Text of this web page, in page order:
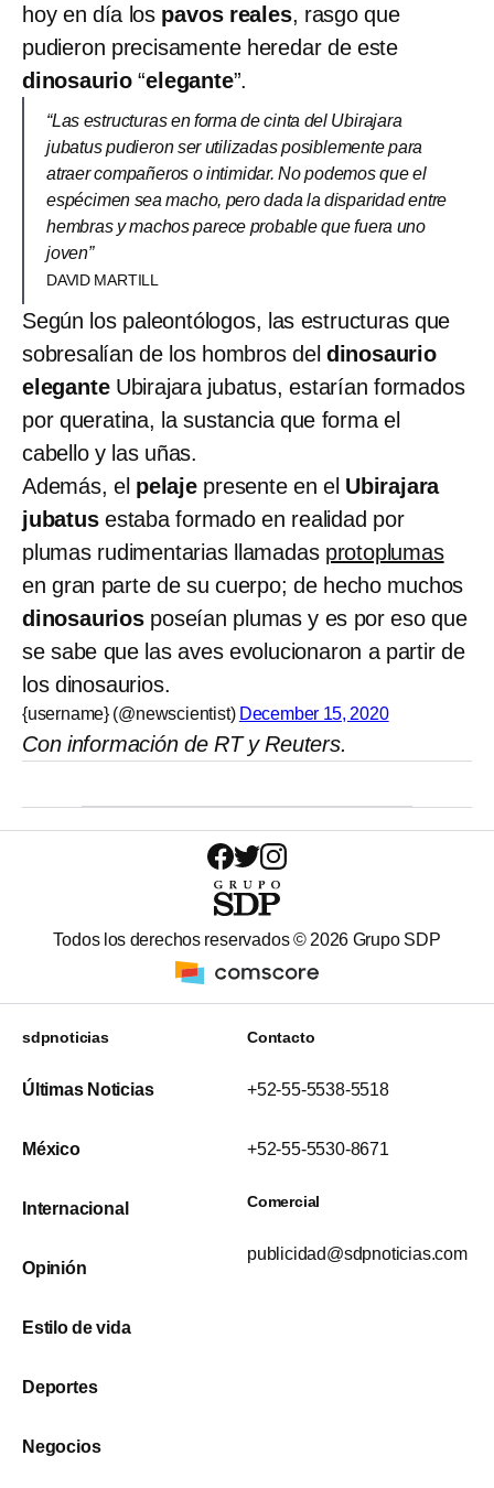
hoy en día los pavos reales, rasgo que
pudieron precisamente heredar de este
dinosaurio “elegante”.
“Las estructuras en forma de cinta del Ubirajara
jubatus pudieron ser utilizadas posiblemente para
atraer compañeros o intimidar. No podemos que el
espécimen sea macho, pero dada la disparidad entre
hembras y machos parece probable que fuera uno
joven”
DAVID MARTILL
Según los paleontólogos, las estructuras que
sobresalían de los hombros del dinosaurio
elegante Ubirajara jubatus, estarían formados
por queratina, la sustancia que forma el
cabello y las uñas.
Además, el pelajepresente en el Ubirajara
jubatus estaba formado en realidad por
plumas rudimentarias llamadas protoplumas
en gran parte de su cuerpo; de hecho muchos
dinosauriosposeían plumas y es por eso que
se sabe que las aves evolucionaron a partir de
los dinosaurios.
{username} (@newscientist) December 15, 2020
Con información de RT y Reuters.
Todos los derechos reservados © 2026 Grupo SDP
sdpnoticias
Últimas Noticias
México
Internacional
Opinión
Estilo de vida
Deportes
Negocios
Contacto
+52-55-5538-5518
+52-55-5530-8671
Comercial
publicidad@sdpnoticias.com